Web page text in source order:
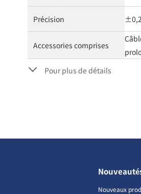
Précision
Accessories comprises
Pour plus de détails
Nouveaux